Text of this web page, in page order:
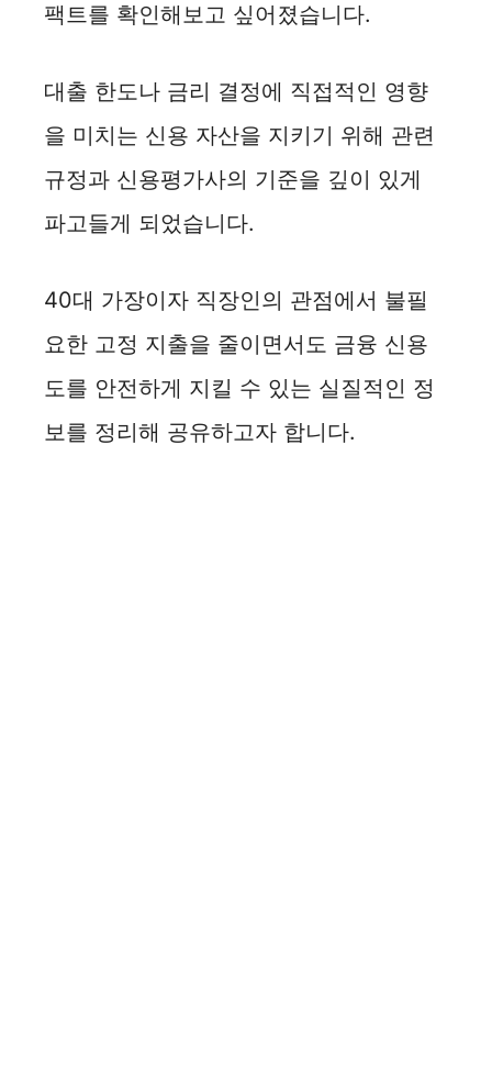
팩트를 확인해보고 싶어졌습니다.
대출 한도나 금리 결정에 직접적인 영향
을 미치는 신용 자산을 지키기 위해 관련
규정과 신용평가사의 기준을 깊이 있게
파고들게 되었습니다.
40대 가장이자 직장인의 관점에서 불필
요한 고정 지출을 줄이면서도 금융 신용
도를 안전하게 지킬 수 있는 실질적인 정
보를 정리해 공유하고자 합니다.